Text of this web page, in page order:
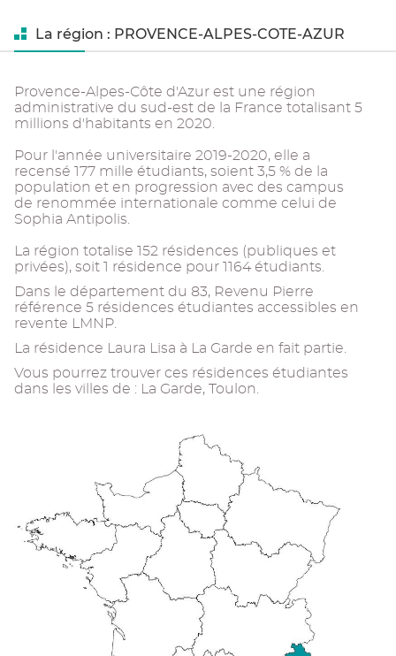
La région : PROVENCE-ALPES-COTE-AZUR
Provence-Alpes-Côte d'Azur est une région
administrative du sud-est de la France totalisant 5
millions d'habitants en 2020.
Pour l'année universitaire 2019-2020, elle a
recensé 177 mille étudiants, soient 3,5 % de la
population et en progression avec des campus
de renommée internationale comme celui de
Sophia Antipolis.
La région totalise 152 résidences (publiques et
privées), soit 1 résidence pour 1164 étudiants.
Dans le département du 83, Revenu Pierre
référence 5 résidences étudiantes accessibles en
revente LMNP.
La résidence Laura Lisa à La Garde en fait partie.
Vous pourrez trouver ces résidences étudiantes
dans les villes de : La Garde, Toulon.